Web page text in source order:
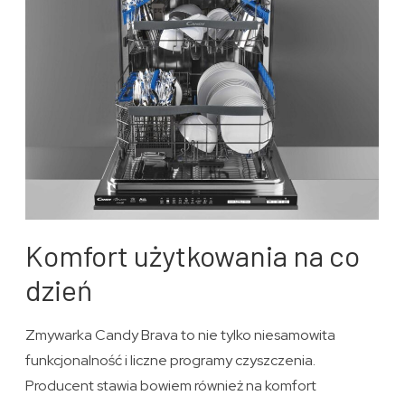
Komfort użytkowania na co
dzień
Zmywarka Candy Brava to nie tylko niesamowita
funkcjonalność i liczne programy czyszczenia.
Producent stawia bowiem również na komfort